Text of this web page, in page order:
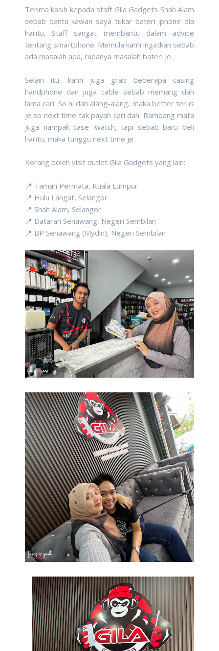
Terima kasih kepada staff Gila Gadgets Shah Alam
sebab bantu kawan saya tukar bateri iphone dia
haritu. Staff sangat membantu dalam advice
tentang smartphone. Memula kami ingatkan sebab
ada masalah apa, rupanya masalah bateri je.
Selain itu, kami juga grab beberapa casing
handphone dan juga cable sebab memang dah
lama cari. So ni dah alang-alang, maka better terus
je so next time tak payah cari dah. Rambang mata
juga nampak case iwatch, tapi sebab baru beli
haritu, maka tunggu next time je.
Korang boleh visit outlet Gila Gadgets yang lain:
📍 Taman Permata, Kuala Lumpur
📍 Hulu Langat, Selangor
📍 Shah Alam, Selangor
📍 Dataran Senawang, Negeri Sembilan
📍 BP Senawang (Mydin), Negeri Sembilan